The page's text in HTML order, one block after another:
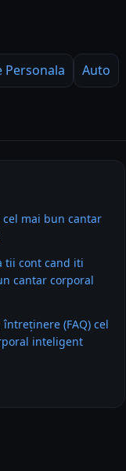
Auto
cel mai bun cantar
tii cont cand iti
cantar corporal
(FAQ) cel
inteligent